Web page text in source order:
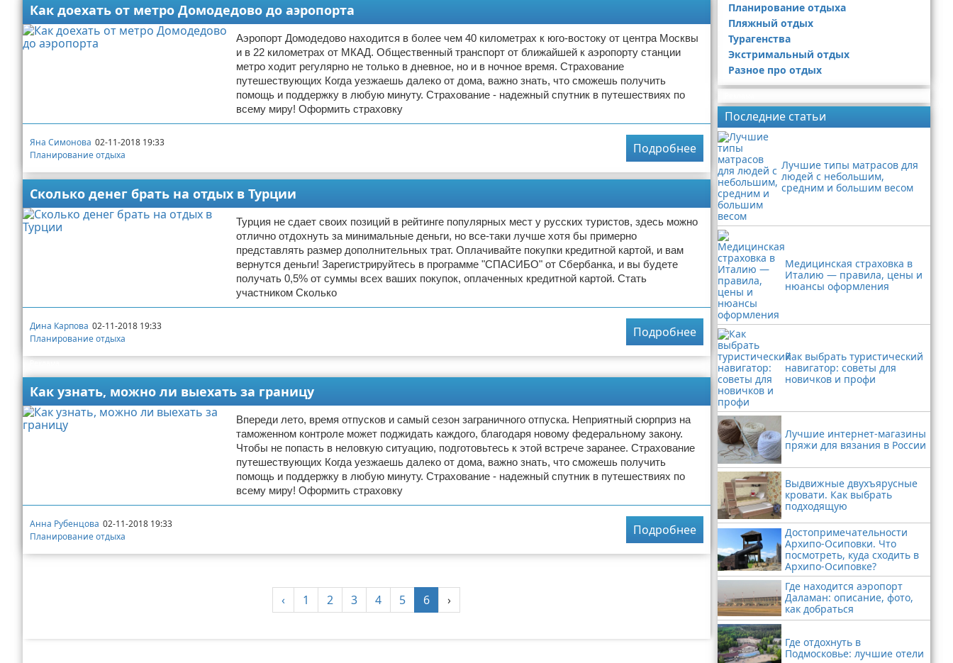
Что посетить
Авиаперелеты
Отдых на природе
Аренда автомобилей
Документы и визы
Билеты
Турагенства
Разное про отдых
Условия предоставления информации
Отказ от ответственности
Как доехать от метро Домодедово до аэропорта
Аэропорт Домодедово находится в более чем 40 километрах к юго-востоку от центра Москвы
и в 22 километрах от МКАД. Общественный транспорт от ближайшей к аэропорту станции
метро ходит регулярно не только в дневное, но и в ночное время. Страхование
путешествующих Когда уезжаешь далеко от дома, важно знать, что сможешь получить
помощь и поддержку в любую минуту. Страхование - надежный спутник в путешествиях по
всему миру! Оформить страховку
Яна Симонова 02-11-2018 19:33
Планирование отдыха
Подробнее
Сколько денег брать на отдых в Турции
Турция не сдает своих позиций в рейтинге популярных мест у русских туристов, здесь можно
отлично отдохнуть за минимальные деньги, но все-таки лучше хотя бы примерно
представлять размер дополнительных трат. Оплачивайте покупки кредитной картой, и вам
вернутся деньги! Зарегистрируйтесь в программе "СПАСИБО" от Сбербанка, и вы будете
получать 0,5% от суммы всех ваших покупок, оплаченных кредитной картой. Стать
участником Сколько
Дина Карпова 02-11-2018 19:33
Планирование отдыха
Подробнее
Как узнать, можно ли выехать за границу
Впереди лето, время отпусков и самый сезон заграничного отпуска. Неприятный сюрприз на
таможенном контроле может поджидать каждого, благодаря новому федеральному закону.
Чтобы не попасть в неловкую ситуацию, подготовьтесь к этой встрече заранее. Страхование
путешествующих Когда уезжаешь далеко от дома, важно знать, что сможешь получить
помощь и поддержку в любую минуту. Страхование - надежный спутник в путешествиях по
всему миру! Оформить страховку
Анна Рубенцова 02-11-2018 19:33
Планирование отдыха
Подробнее
‹ 1 2 3 4 5 6 ›
Планирование отдыха
Пляжный отдых
Турагенства
Экстримальный отдых
Разное про отдых
Последние статьи
Лучшие типы матрасов для
людей с небольшим,
средним и большим весом
Медицинская страховка в
Италию — правила, цены и
нюансы оформления
Как выбрать туристический
навигатор: советы для
новичков и профи
Лучшие интернет-магазины
пряжи для вязания в России
Выдвижные двухъярусные
кровати. Как выбрать
подходящую
Достопримечательности
Архипо-Осиповки. Что
посмотреть, куда сходить в
Архипо-Осиповке?
Где находится аэропорт
Даламан: описание, фото,
как добраться
Где отдохнуть в
Подмосковье: лучшие отели